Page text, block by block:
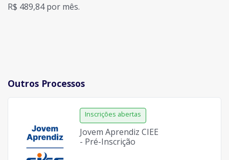
R$ 489,84 por mês.
Outros Processos
Jovem Aprendiz CIEE
- Pré-Inscrição